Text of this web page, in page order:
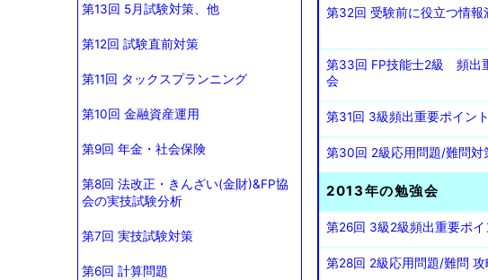
第13回 5月試験対策、他
第12回 試験直前対策
第11回 タックスプランニング
第10回 金融資産運用
第9回 年金・社会保険
第8回 法改正・きんざい(金財)&FP協
会の実技試験分析
第7回 実技試験対策
第6回 計算問題
第32回 受験前に役立つ情
第33回 FP技能士2級 頻出
会
第31回 3級頻出重要ポイン
第30回 2級応用問題/難問対
2013年の勉強会
第26回 3級2級頻出重要ポイ
第28回 2級応用問題/難問